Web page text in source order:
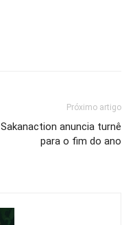
Próximo artigo
Sakanaction anuncia turnê
para o fim do ano